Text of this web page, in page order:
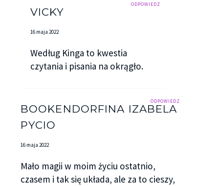
ODPOWIEDZ
VICKY
16 maja 2022
Według Kinga to kwestia
czytania i pisania na okrągło.
ODPOWIEDZ
BOOKENDORFINA IZABELA
PYCIO
16 maja 2022
Mało magii w moim życiu ostatnio,
czasem i tak się układa, ale za to cieszy,